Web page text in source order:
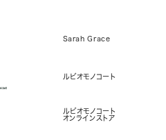
Sarah Grace
ルビオモノコート
ルビオモノコート
オンラインストア